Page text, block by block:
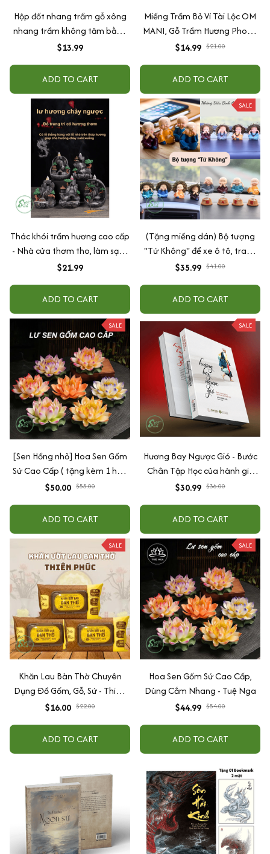
Hộp đốt nhang trầm gỗ xông
nhang trầm không tăm bằng
gỗ có lót chống cháy
$13.99
ADD TO CART
Miếng Trầm Bỏ Ví Tài Lộc OM
MANI, Gỗ Trầm Hương Phong
Thuỷ May Mắn Tài Lộc, Sức
$14.99 $21.00
ADD TO CART
Thác khói trầm hương cao cấp
- Nhà cửa thơm tho, làm sạch
không gian sống
$21.99
ADD TO CART
SALE
(Tặng miếng dán) Bộ tượng
"Tứ Không" để xe ô tô, trang
trí nhà cửa bằng gốm sứ cao
$35.99 $41.00
ADD TO CART
SALE
[Sen Hồng nhỏ] Hoa Sen Gốm
Sứ Cao Cấp ( tặng kèm 1 hộp
nhang trầm), Dùng Cắm
$50.00 $55.00
ADD TO CART
SALE
Hương Bay Ngược Gió - Bước
Chân Tập Học của hành giả
Minh Tuệ
$30.99 $36.00
ADD TO CART
SALE
Khăn Lau Bàn Thờ Chuyên
Dụng Đồ Gốm, Gỗ, Sứ - Thiên
Phúc
$16.00 $22.00
ADD TO CART
SALE
Hoa Sen Gốm Sứ Cao Cấp,
Dùng Cắm Nhang - Tuệ Nga
$44.99 $54.00
ADD TO CART